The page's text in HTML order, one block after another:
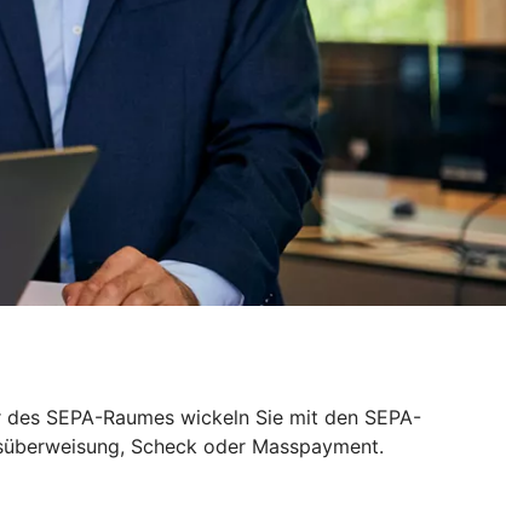
SEPA-Raumes wickeln Sie mit den SEPA-
Scheck oder Masspayment.